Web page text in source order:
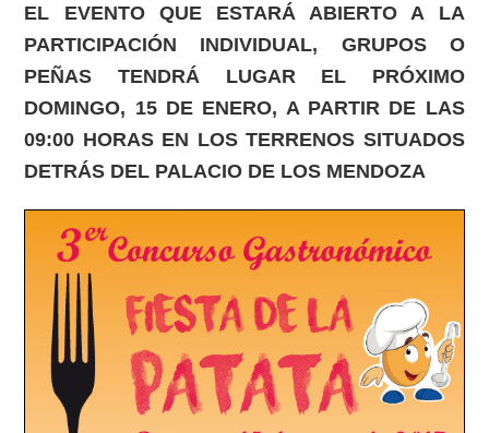
EL EVENTO QUE ESTARÁ ABIERTO A LA
PARTICIPACIÓN INDIVIDUAL, GRUPOS O
PEÑAS TENDRÁ LUGAR EL PRÓXIMO
DOMINGO, 15 DE ENERO, A PARTIR DE LAS
09:00 HORAS EN LOS TERRENOS SITUADOS
DETRÁS DEL PALACIO DE LOS MENDOZA